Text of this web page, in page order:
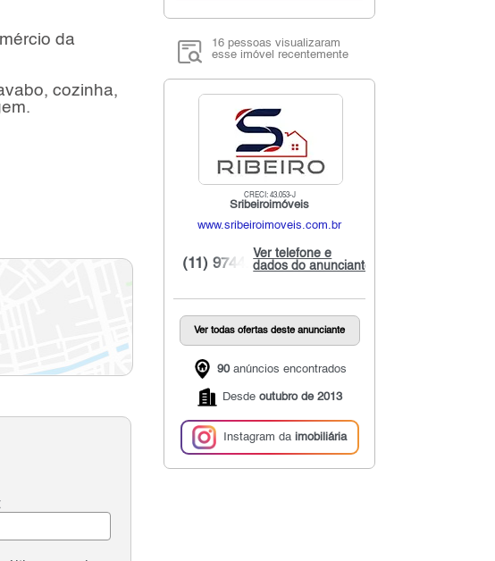
da
cozinha,
16 pessoas visualizaram
esse imóvel recentemente
CRECI: 43.053-J
Sribeiroimóveis
www.sribeiroimoveis.com.br
Ver telefone e
dados do anunciante
(11) 9744...
Ver todas ofertas deste anunciante
90anúncios encontrados
Desde outubro de 2013
Instagram da imobiliária